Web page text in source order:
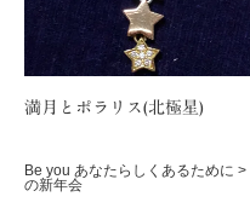
満月とポラリス(北極星)
Be you あなたらしくあるために >
の新年会